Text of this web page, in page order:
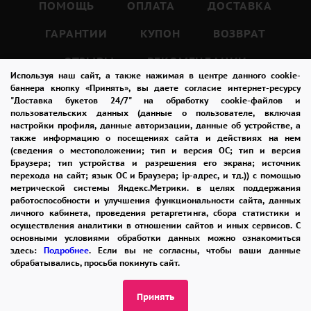
Используя наш сайт, а также нажимая в центре данного cookie-
баннера кнопку «Принять», вы даете согласие интернет-ресурсу
"Доставка букетов 24/7" на обработку cookie-файлов и
пользовательских данных (данные о пользователе, включая
настройки профиля, данные авторизации, данные об устройстве, а
также информацию о посещениях сайта и действиях на нем
(сведения о местоположении; тип и версия ОС; тип и версия
Браузера; тип устройства и разрешения его экрана; источник
перехода на сайт; язык ОС и Браузера; ip-адрес, и тд.)) с помощью
метрической системы Яндекс.Метрики. в целях поддержания
работоспособности и улучшения функциональности сайта, данных
личного кабинета, проведения ретаргетинга, сбора статистики и
осуществления аналитики в отношении сайтов и иных сервисов. С
основными условиями обработки данных можно ознакомиться
здесь: Подробнее. Если вы не согласны, чтобы ваши данные
обрабатывались, просьба покинуть сайт.
Принять
ПОМОЩЬ ОПЛАТА
ДОСТАВКА
ГАРАНТИИ
КУПОН
ВОЗВРАТ
ОТЗЫВЫ
РЕКОМЕНДАЦИИ
КОНТАКТЫ
8 965 242-37-47
ЗАКАЗАТЬ ЗВОНОК
admin@buket24delivery.ru
ул. Народная д. 8,
возле ТЦ «АТОС»
ПОЛИТИКА КОНФИДЕНЦИАЛЬНОСТИ